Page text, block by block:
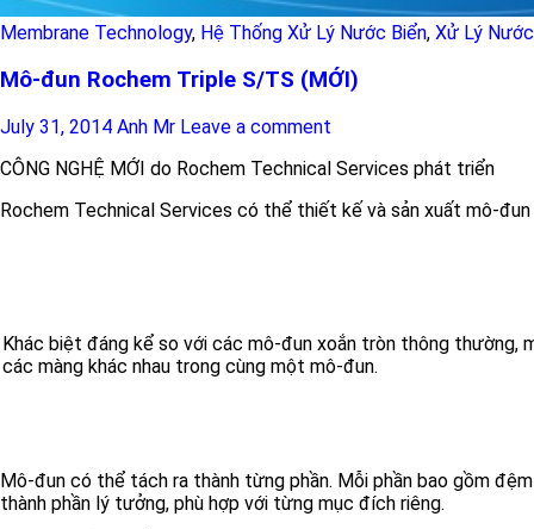
Membrane Technology, Hệ Thống Xử Lý Nước Biển, Xử Lý
Mô-đun Rochem Triple S/TS (MỚI)
July 31, 2014 Anh Mr Leave a comment
CÔNG NGHỆ MỚI do Rochem Technical Services phát triển
Rochem Technical Services có thể thiết kế và sản xuất mô-
Khác biệt đáng kể so với các mô-đun xoắn tròn thông thường,
các màng khác nhau trong cùng một mô-đun.
Mô-đun có thể tách ra thành từng phần. Mỗi phần bao gồm
thành phần lý tưởng, phù hợp với từng mục đích riêng.